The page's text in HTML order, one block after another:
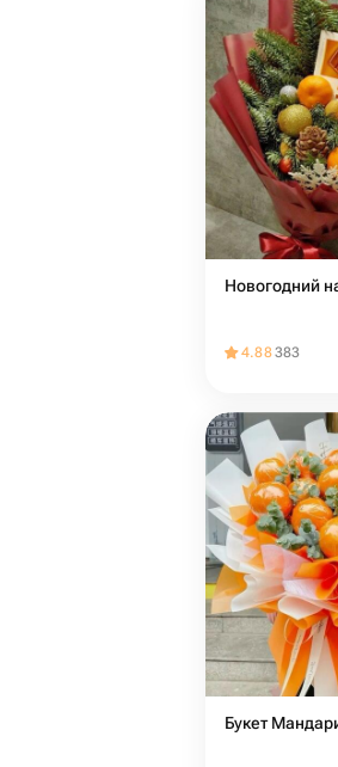
Новогодний
4.88383
Букет